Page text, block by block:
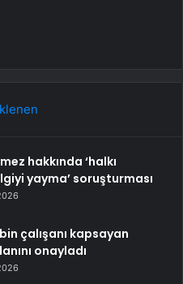
hakkında ‘halkı
yayma’ soruşturması
çalışanı kapsayan
onayladı